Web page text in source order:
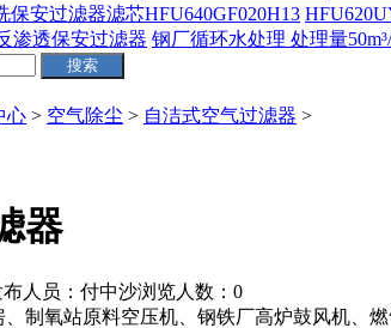
保安过滤器滤芯HFU640GF020H13
渗透保安过滤器 钢厂循环水处理 处理量
心 > 空气除尘 > 自洁式空气过滤器 >
器
布人员：付中沙浏览人数： 0
制氧站原料空压机、钢铁厂高炉鼓风机、